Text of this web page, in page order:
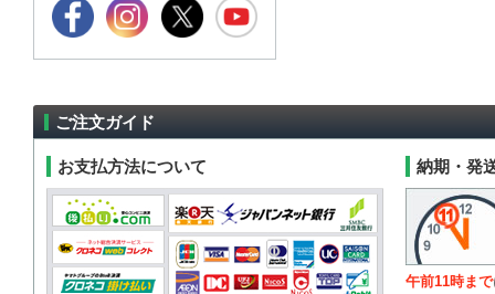
ご注文ガイド
お支払方法について 納期・発
午前11時まで